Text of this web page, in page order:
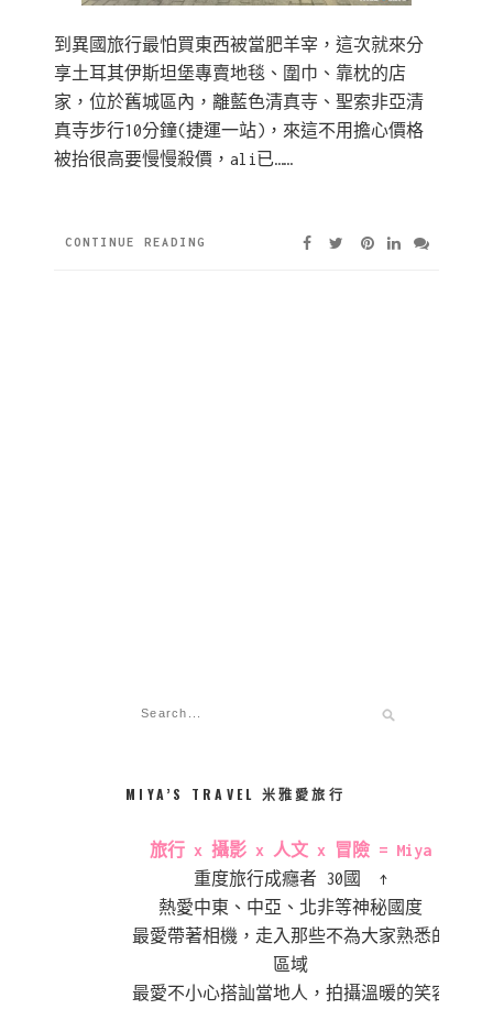
到異國旅行最怕買東西被當肥羊宰，這次就來分
享土耳其伊斯坦堡專賣地毯、圍巾、靠枕的店
家，位於舊城區內，離藍色清真寺、聖索非亞清
真寺步行10分鐘(捷運一站)，來這不用擔心價格
被抬很高要慢慢殺價，ali已……
CONTINUE READING
MIYA’S TRAVEL 米雅愛旅行
旅行 x 攝影 x 人文 x 冒險 = Miya
重度旅行成癮者 30國 ↑
熱愛中東、中亞、北非等神秘國度
最愛帶著相機，走入那些不為大家熟悉的
區域
最愛不小心搭訕當地人，拍攝溫暖的笑容